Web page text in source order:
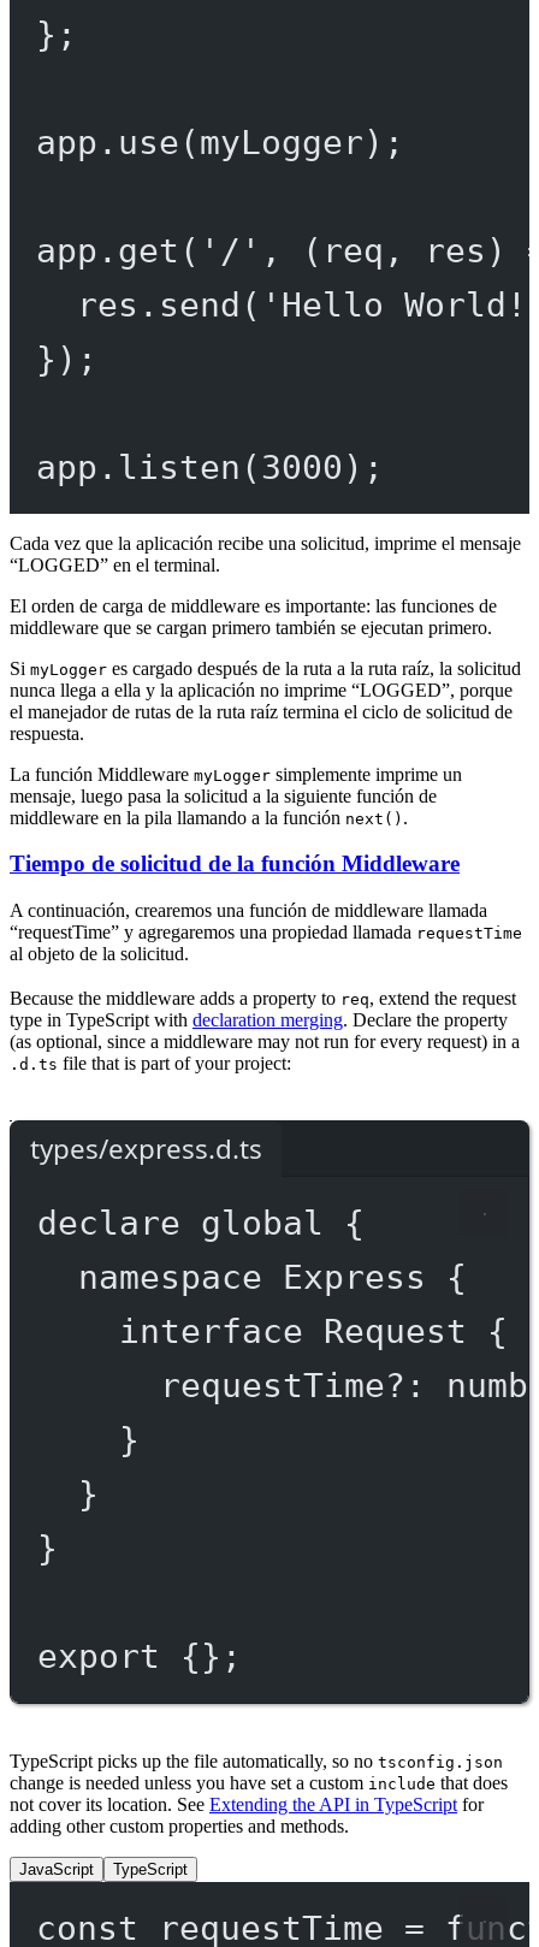
};
app. use(myLogger);
app. get ( '/' , ( req , res )
res. send ( 'Hello
});
app. listen (3000 );
Cada vez que la aplicación recibe una solicitud, imprime el mensaje
“LOGGED” en el terminal.
El orden de carga de middleware es importante: las funciones de
middleware que se cargan primero también se ejecutan primero.
Si myLogger es cargado después de la ruta a la ruta raíz, la solicitud
nunca llega a ella y la aplicación no imprime “LOGGED”, porque
el manejador de rutas de la ruta raíz termina el ciclo de solicitud de
respuesta.
La función Middleware myLogger simplemente imprime un
mensaje, luego pasa la solicitud a la siguiente función de
middleware en la pila llamando a la función next() .
Tiempo de solicitud de la función Middleware
A continuación, crearemos una función de middleware llamada
“requestTime” y agregaremos una propiedad llamada requestTime
al objeto de la solicitud.
Because the middleware adds a property to req, extend the request
type in TypeScript with declaration merging. Declare the property
(as optional, since a middleware may not run for every request) in a
.d.ts file that is part of your project:
types/express.d.ts
declare global {
namespace
Express {
interface
Request {
requestTime?:
}
}
}
export {};
TypeScript picks up the file automatically, so no tsconfig.json
change is needed unless you have set a custom include that does
not cover its location. See Extending the API in TypeScript for
adding other custom properties and methods.
JavaScript TypeScript
const requestTime =